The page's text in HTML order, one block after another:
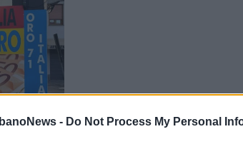
- Do Not Process My Personal